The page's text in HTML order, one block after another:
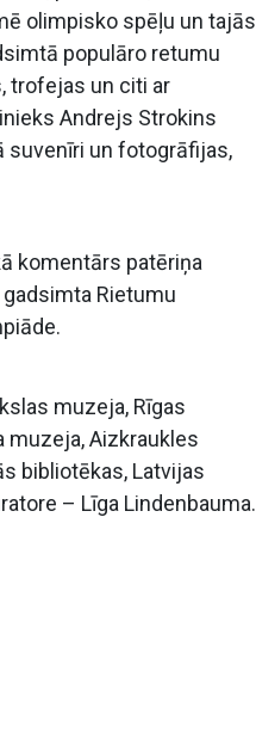
olimpisko spēļu un tajās
populāro retumu
trofejas un citi ar
Andrejs Strokins
suvenīri un fotogrāfijas,
komentārs patēriņa
Rietumu
muzeja, Rīgas
muzeja, Aizkraukles
bibliotēkas, Latvijas
– Līga Lindenbauma.